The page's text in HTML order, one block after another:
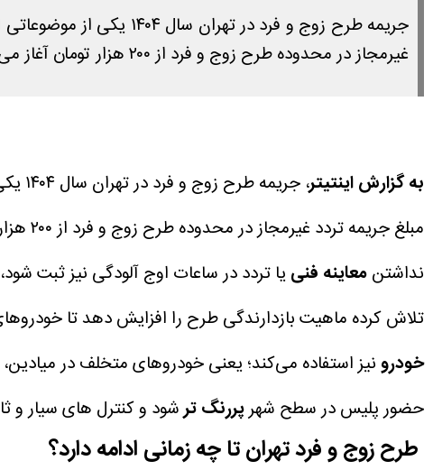
جریمه طرح زوج و فرد
غیرمجاز در محدوده طرح زوج و فرد از ۲۰۰ هزار تومان آغاز می‌شود
به گزارش اینتیتر
،
مبلغ جریمه تردد غیرمجاز در محدوده طرح زوج و فرد از ۲۰۰ هزار تومان آغاز می‌شود
نداشتنمعاینه فنییا تردد در ساعات اوج آلودگی نیز ثبت
تلاش کرده ماهیت بازدارندگی طرح را افزایش دهد تا
خودرونیز استفاده می‌کند؛ یعنی خودروهای متخلف در
حضور پلیس در سطح شهرپررنگ‌ ترشود و کنترل های سیار و
طرح زوج و فرد تهران تا چه زمانی ادامه دارد؟